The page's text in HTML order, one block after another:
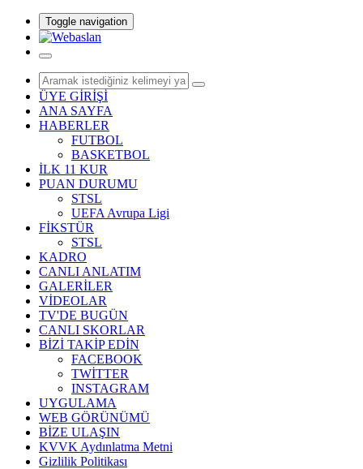
Toggle navigation
ÜYE GİRİŞİ
ANA SAYFA
HABERLER
FUTBOL
BASKETBOL
İLK 11 KUR
PUAN DURUMU
STSL
UEFA Avrupa Ligi
FİKSTÜR
STSL
KADRO
CANLI ANLATIM
GALERİLER
VİDEOLAR
TV'DE BUGÜN
CANLI SKORLAR
BİZİ TAKİP EDİN
FACEBOOK
TWİTTER
INSTAGRAM
UYGULAMA
WEB GÖRÜNÜMÜ
BİZE ULAŞIN
KVVK Aydınlatma Metni
Gizlilik Politikası